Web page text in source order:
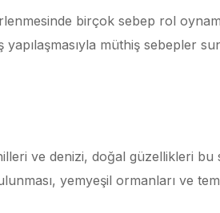
birçok sebep rol
müthiş sebepler
ve denizi, doğal güzellikleri
yemyeşil ormanları ve